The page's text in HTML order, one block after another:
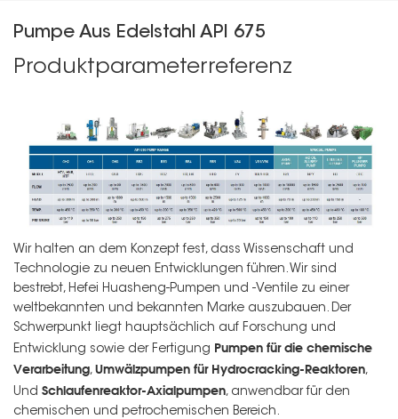
Pumpe Aus Edelstahl API 675
Produktparameterreferenz
Wir halten an dem Konzept fest, dass Wissenschaft und
Technologie zu neuen Entwicklungen führen. Wir sind
bestrebt, Hefei Huasheng-Pumpen und -Ventile zu einer
weltbekannten und bekannten Marke auszubauen. Der
Schwerpunkt liegt hauptsächlich auf Forschung und
Entwicklung sowie der Fertigung Pumpen für die chemische
Verarbeitung, Umwälzpumpen für Hydrocracking-Reaktoren,
Und Schlaufenreaktor-Axialpumpen, anwendbar für den
chemischen und petrochemischen Bereich.